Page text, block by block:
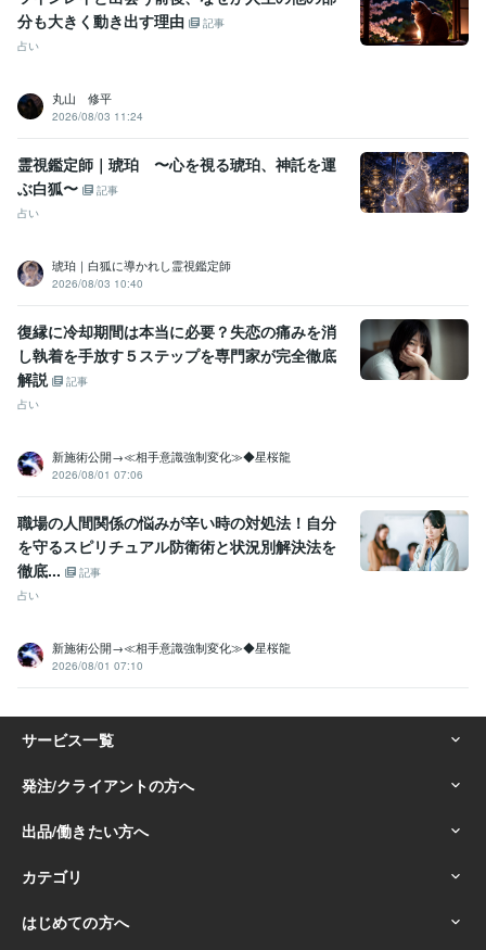
分も大きく動き出す理由
記事
占い
丸山 修平
2026/08/03 11:24
霊視鑑定師｜琥珀 〜心を視る琥珀、神託を運
ぶ白狐〜
記事
占い
琥珀｜白狐に導かれし霊視鑑定師
2026/08/03 10:40
復縁に冷却期間は本当に必要？失恋の痛みを消
し執着を手放す５ステップを専門家が完全徹底
解説
記事
占い
新施術公開→≪相手意識強制変化≫◆星桜龍
2026/08/01 07:06
職場の人間関係の悩みが辛い時の対処法！自分
を守るスピリチュアル防衛術と状況別解決法を
徹底...
記事
占い
新施術公開→≪相手意識強制変化≫◆星桜龍
2026/08/01 07:10